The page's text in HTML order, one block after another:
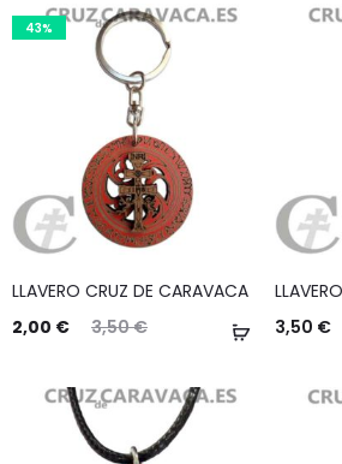
carrito
43%
Añadir
carrito
LLAVERO CRUZ DE CARAVACA
3,50€
2,00 €
3,50 €